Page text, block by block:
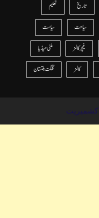
تاریخ تعلیم
سیاحت سیاست
فیچر کالمز ملٹی میڈیا
کالمز گلگت بلتستان
کشمیریت